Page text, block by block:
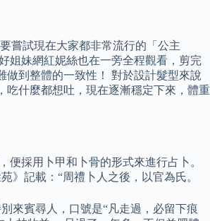
嘗試現在大家都非常流行的「公主
姐妹網紅妮絲也在一旁全程觀看，剪完
到整體的一致性！ 對於設計髮型來說
吃什麼都想吐，現在逐漸穩定下來，體重
採用卜甲和卜骨的形式來進行占卜。
》記載：“周禮卜人之後，以官為氏。
來賓尋人，口號是“凡走過，必留下痕